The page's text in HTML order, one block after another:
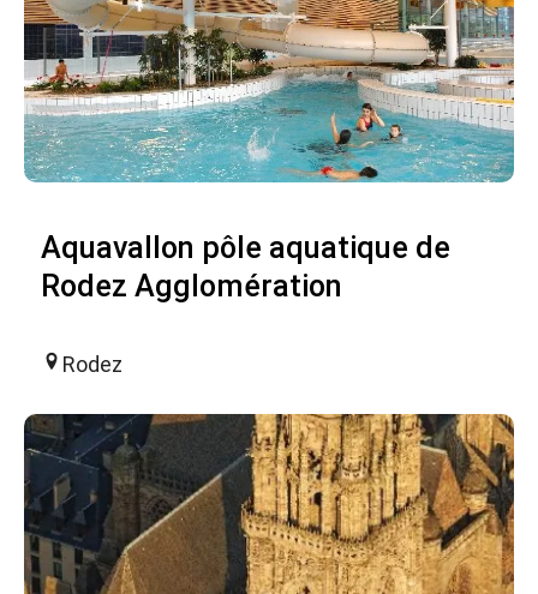
Aquavallon pôle aquatique de
Rodez Agglomération
Rodez